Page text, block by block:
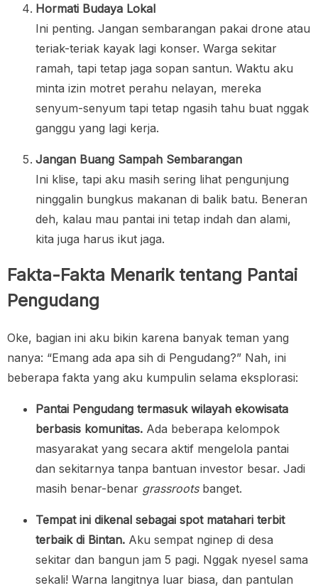
Hormati Budaya Lokal
Ini penting. Jangan sembarangan pakai drone atau
teriak-teriak kayak lagi konser. Warga sekitar
ramah, tapi tetap jaga sopan santun. Waktu aku
minta izin motret perahu nelayan, mereka
senyum-senyum tapi tetap ngasih tahu buat nggak
ganggu yang lagi kerja.
Jangan Buang Sampah Sembarangan
Ini klise, tapi aku masih sering lihat pengunjung
ninggalin bungkus makanan di balik batu. Beneran
deh, kalau mau pantai ini tetap indah dan alami,
kita juga harus ikut jaga.
Fakta-Fakta Menarik tentang Pantai
Pengudang
Oke, bagian ini aku bikin karena banyak teman yang
nanya: “Emang ada apa sih di Pengudang?” Nah, ini
beberapa fakta yang aku kumpulin selama eksplorasi:
Pantai Pengudang termasuk wilayah ekowisata
berbasis komunitas. Ada beberapa kelompok
masyarakat yang secara aktif mengelola pantai
dan sekitarnya tanpa bantuan investor besar. Jadi
masih benar-benar grassrootsbanget.
Tempat ini dikenal sebagai spot matahari terbit
terbaik di Bintan. Aku sempat nginep di desa
sekitar dan bangun jam 5 pagi. Nggak nyesel sama
sekali! Warna langitnya luar biasa, dan pantulan